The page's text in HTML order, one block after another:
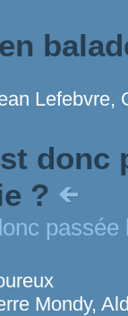
Lefebvre,
donc
?
passée
Mondy,